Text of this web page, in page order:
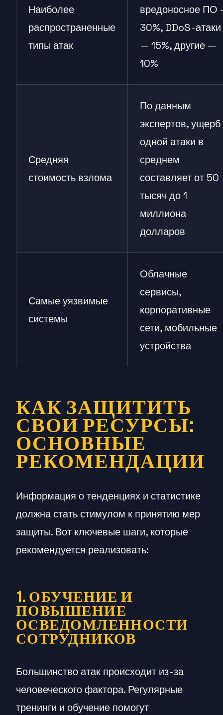
Наиболее
распространенные
типы атак
вредоносное ПО
30%, DDoS-атаки
— 15%, другие —
10%
Средняя
стоимость взлома
По данным
экспертов, ущерб
одной атаки в
среднем
составляет от 50
тысяч до 1
миллиона
долларов
Самые уязвимые
системы
Облачные
сервисы,
корпоративные
сети, мобильные
устройства
КАК ЗАЩИТИТЬ
СВОИ РЕСУРСЫ:
ОСНОВНЫЕ
РЕКОМЕНДАЦИИ
Информация о тенденциях и статистике
должна стать стимулом к принятию мер
защиты. Вот ключевые шаги, которые
рекомендуется реализовать:
1. ОБУЧЕНИЕ И
ПОВЫШЕНИЕ
ОСВЕДОМЛЕННОСТИ
СОТРУДНИКОВ
Большинство атак происходит из-за
человеческого фактора. Регулярные
тренинги и обучение помогут